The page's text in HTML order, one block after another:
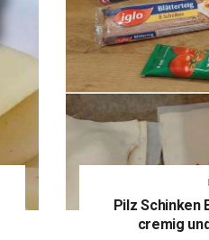
Pilz Schinken
cremig